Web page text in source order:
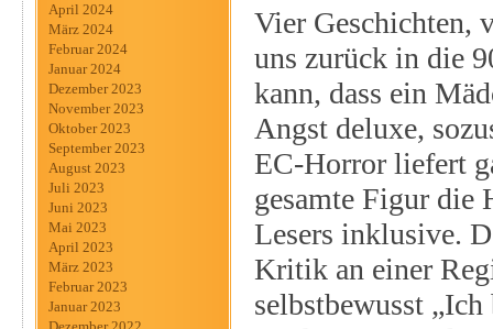
April 2024
März 2024
Februar 2024
Januar 2024
Dezember 2023
November 2023
Oktober 2023
September 2023
August 2023
Juli 2023
Juni 2023
Mai 2023
April 2023
März 2023
Februar 2023
Januar 2023
Vier Geschichten,
uns zurück in die
kann, dass ein
Angst deluxe,
EC-Horror liefert
gesamte Figur die
Lesers inklusive.
Kritik an einer
selbstbewusst